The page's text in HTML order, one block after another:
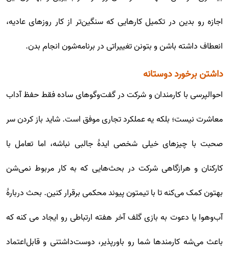
اجازه رو بدین در تکمیل کارهایی که سنگین‌تر از کار روزهای عادیه،
انعطاف داشته باشن و بتونن تغییراتی در برنامه‌شون انجام بدن.
داشتن برخورد دوستانه
احوالپرسی با کارمندان و شرکت در گفت‌وگوهای ساده فقط حفظ آداب
معاشرت نیست؛ بلکه یه عملکرد تجاری موفق است. شاید باز کردن سر
صحبت با چیزهای خیلی شخصی ایدۀ جالبی نباشه، اما تعامل با
کارکنان و هرازگاهی شرکت در بحث‌هایی که به کار مربوط نمی‌شن
بهتون کمک می‌کنه تا با تیمتون پیوند محکمی برقرار کنین. بحث دربارۀ
آب‌وهوا یا دعوت به بازی گلف آخر هفته ارتباطی رو ایجاد می کنه که
باعث می‌شه کارمندها شما رو باورپذیر، دوست‌داشتنی و قابل‌اعتماد